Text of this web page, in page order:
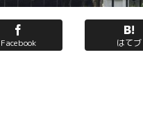
Facebook はてブ